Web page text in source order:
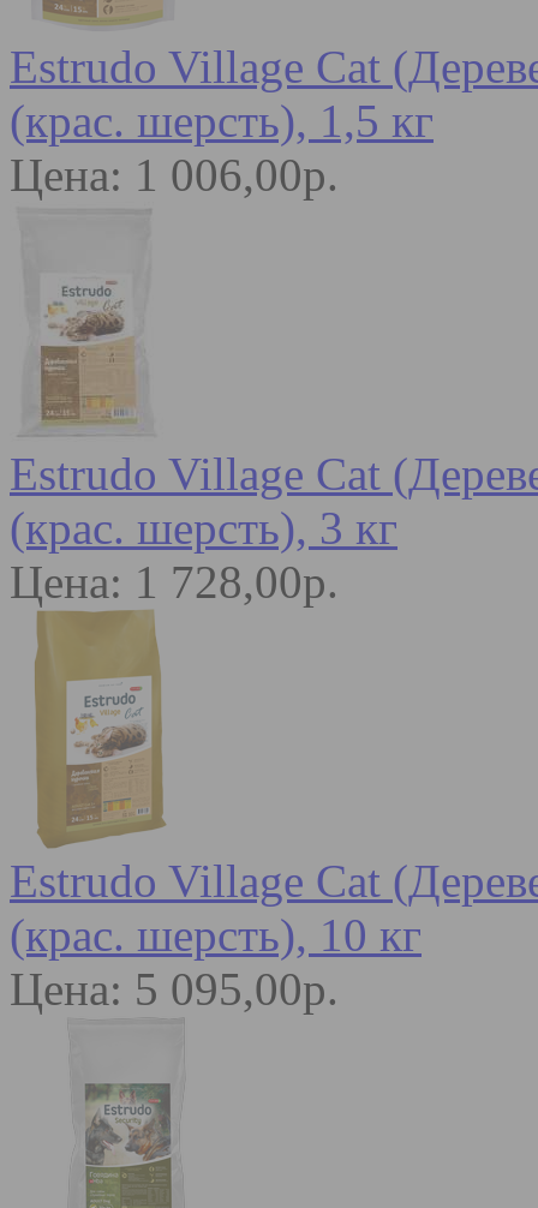
Estrudo Village Cat
(крас. шерсть), 1,5 кг
Цена: 1 006,00р.
Estrudo Village Cat
(крас. шерсть), 3 кг
Цена: 1 728,00р.
Estrudo Village Cat
(крас. шерсть), 10 кг
Цена: 5 095,00р.